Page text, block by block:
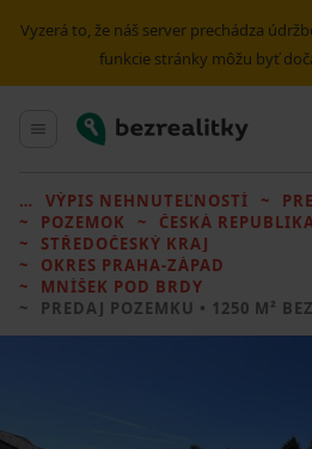
Vyzerá to, že náš server prechádza
funkcie stránky môžu byť
Hlavné menu
Bezrealitky
VÝPIS NEHNUTEĽNOSTÍ
POZEMOK
ČESKÁ
STŘEDOČESKÝ KRAJ
OKRES PRAHA-ZÁPAD
MNÍŠEK POD BRDY
PREDAJ POZEMKU • 1250 M² BEZ